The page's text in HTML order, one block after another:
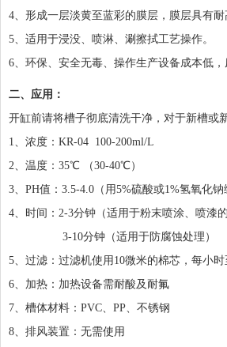
4、形成一层淡黄至蓝彩的膜层，膜层具有
5、适用于浸没、喷淋、涮擦拭工艺操作。
6、环保、安全无毒、操作生产设备成本低，
二、应用：
开缸前请将槽子彻底清洗干净，对于新槽或
1、浓度：KR-04 100-200ml/L
2、温度：35℃ （30-40℃）
3、PH值：3.5-4.0（用5%硫酸或1%氢氧化钠
4、时间：2-3分钟（适用于粉末喷涂、喷漆的
3-10分钟（适用于防腐蚀处理）
5、过滤：过滤机使用10微米的棉芯，每小
6、加热：加热设备需耐酸及耐氟
7、槽体材料：PVC、PP、不锈钢
8、排风装置：无需使用